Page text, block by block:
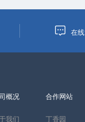
在
概况
我们
合作网站
丁香园